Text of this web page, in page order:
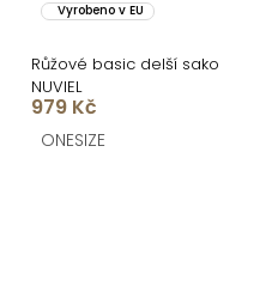
Vyrobeno v EU
Růžové basic delší sako
NUVIEL
979 Kč
ONESIZE